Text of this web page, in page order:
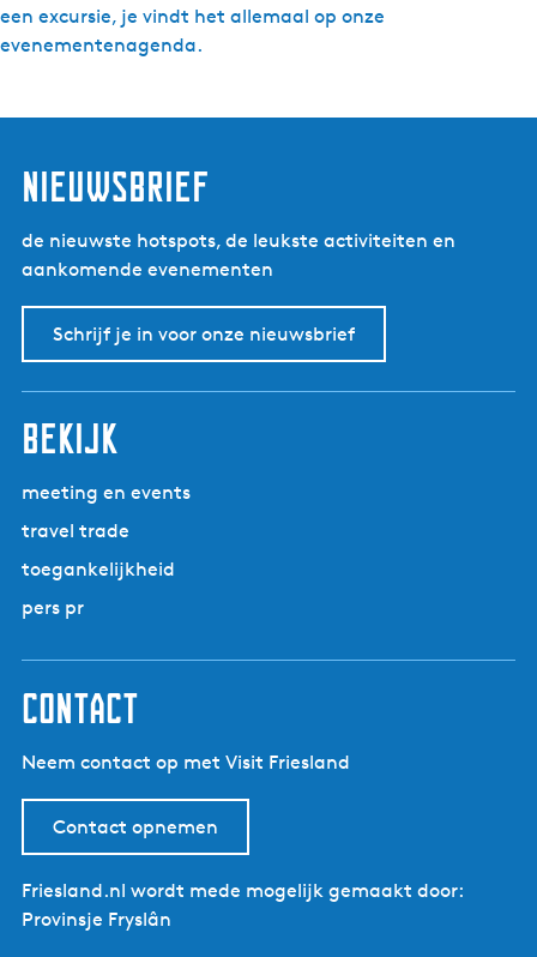
een excursie, je vindt het allemaal op onze
evenementenagenda.
nieuwsbrief
de nieuwste hotspots, de leukste activiteiten en
aankomende evenementen
Schrijf je in voor onze nieuwsbrief
bekijk
meeting en events
travel trade
toegankelijkheid
pers pr
contact
Neem contact op met Visit Friesland
Contact opnemen
Friesland.nl wordt mede mogelijk gemaakt door:
Provinsje Fryslân